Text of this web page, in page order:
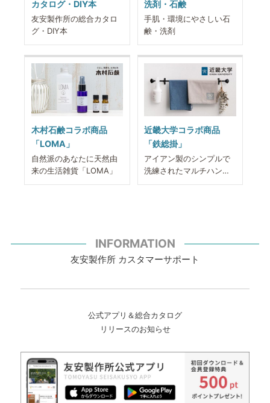
カタログ・DIY本
友安製作所の総合カタロ
グ・DIY本
洗剤・石鹸
手肌・環境にやさしい石
鹸・洗剤
木村石鹸コラボ商品
「LOMA」
自然派のあなたに天然由
来の生活雑貨「LOMA」
近畿大学コラボ商品
「鉄総掛」
アイアン製のシンプルで
洗練されたマルチハンガ
ー
INFORMATION
友安製作所 カスタマーサポート
公式アプリ＆総合カタログ
リリースのお知らせ